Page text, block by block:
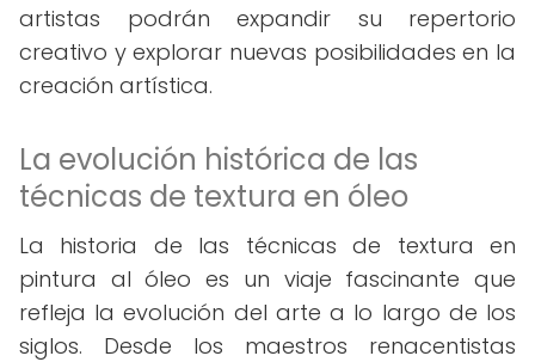
artistas podrán expandir su repertorio
creativo y explorar nuevas posibilidades en la
creación artística.
La evolución histórica de las
técnicas de textura en óleo
La historia de las técnicas de textura en
pintura al óleo es un viaje fascinante que
refleja la evolución del arte a lo largo de los
siglos. Desde los maestros renacentistas